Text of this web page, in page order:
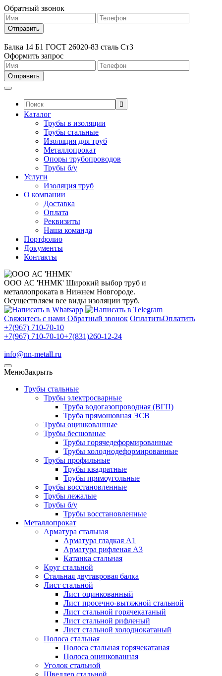
Обратный звонок
Балка 14 Б1 ГОСТ 26020-83 сталь Ст3
Оформить запрос
Поиск:
Каталог
Трубы в изоляции
Трубы стальные
Изоляция для труб
Металлопрокат
Опоры трубопроводов
Трубы б/у
Услуги
Изоляция труб
О компании
Доставка
Оплата
Реквизиты
Наша команда
Портфолио
Документы
Контакты
ООО АС 'ННМК' Широкий выбор труб и
металлопроката в Нижнем Новгороде.
Осуществляем все виды изоляции труб.
Свяжитесь с нами Обратный звонок ОплатитьОплатить
+7(967) 710-70-10
+7(967) 710-70-10+7(831)260-12-24
info@nn-metall.ru
МенюЗакрыть
Трубы стальные
Трубы электросварные
Труба водогазопроводная (ВГП)
Труба прямошовная ЭСВ
Трубы оцинкованные
Трубы бесшовные
Трубы горячедеформированные
Трубы холоднодеформированные
Трубы профильные
Трубы квадратные
Трубы прямоугольные
Трубы восстановленные
Трубы лежалые
Трубы б/у
Трубы восстановленные
Металлопрокат
Арматура стальная
Арматура гладкая А1
Арматура рифленая А3
Катанка стальная
Круг стальной
Стальная двутавровая балка
Лист стальной
Лист оцинкованный
Лист просечно-вытяжной стальной
Лист стальной горячекатаный
Лист стальной рифленый
Лист стальной холоднокатаный
Полоса стальная
Полоса стальная горячекатаная
Полоса оцинкованная
Уголок стальной
Швеллер стальной